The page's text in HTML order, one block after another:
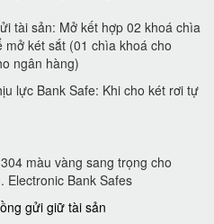
tài sản: Mở kết hợp 02 khoá chìa
két sắt (01 chìa khoá cho
ngân hàng)
lực Bank Safe: Khi cho két rơi tự
màu vàng sang trọng cho
Electronic Bank Safes